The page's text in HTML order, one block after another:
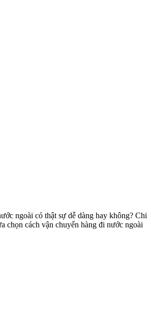
ngoài có thật sự dễ dàng hay không? Chi
chọn cách vận chuyển hàng đi nước ngoài